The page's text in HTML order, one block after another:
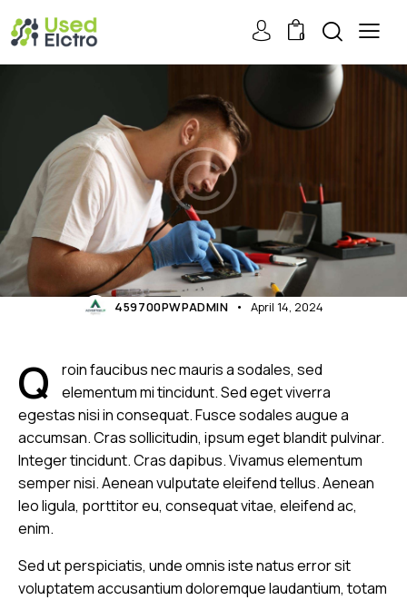
0
GADGETS
Best gaming gadgets every
player should own
459700PWPADMIN April 14, 2024
Q
roin faucibus nec mauris a sodales, sed
elementum mi tincidunt. Sed eget viverra
egestas nisi in consequat. Fusce sodales augue a
accumsan. Cras sollicitudin, ipsum eget blandit pulvinar.
Integer tincidunt. Cras dapibus. Vivamus elementum
semper nisi. Aenean vulputate eleifend tellus. Aenean
leo ligula, porttitor eu, consequat vitae, eleifend ac,
enim.
Sed ut perspiciatis, unde omnis iste natus error sit
voluptatem accusantium doloremque laudantium, totam